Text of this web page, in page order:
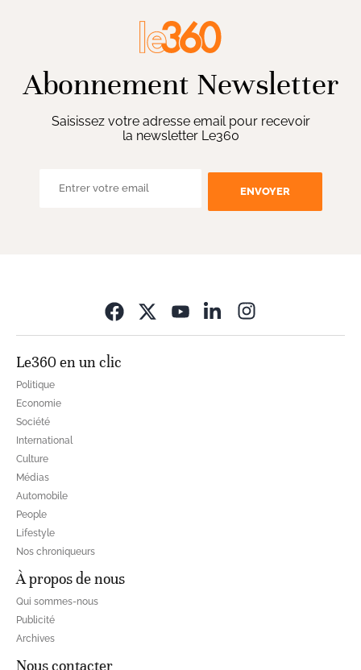
Abonnement Newsletter
Saisissez votre adresse email pour recevoir
la newsletter Le360
ENVOYER
Le360 en un clic
Politique
Economie
Société
International
Culture
Médias
Automobile
People
Lifestyle
Nos chroniqueurs
À propos de nous
Qui sommes-nous
Publicité
Archives
Nous contacter